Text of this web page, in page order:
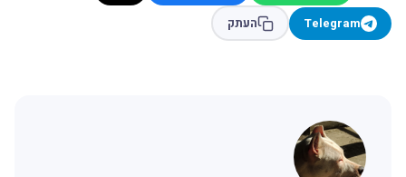
Telegram
העתק